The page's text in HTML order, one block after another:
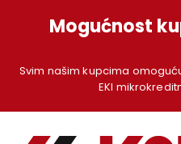
Mogućnost
Svim našim kupcima
EKI